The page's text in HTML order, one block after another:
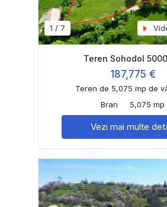
1 / 7
Teren Sohodol
187,775 €
Teren de 5,075 mp de
Bran
5,075 mp
Vezi mai multe